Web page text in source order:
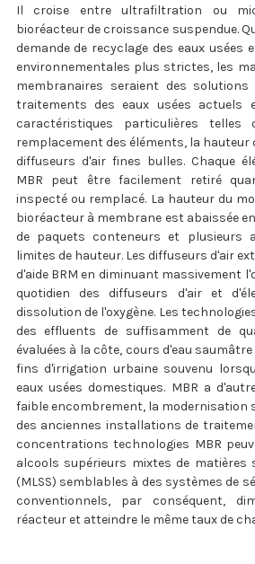
Il croise entre ultrafiltration ou
bioréacteur de croissance suspendue.
demande de recyclage des eaux usées
environnementales plus strictes, les
membranaires seraient des
traitements des eaux usées
caractéristiques particulières
remplacement des éléments, la hauteur
diffuseurs d'air fines bulles. Chaque
MBR peut être facilement retiré
inspecté ou remplacé. La hauteur du
bioréacteur à membrane est abaissée
de paquets conteneurs et plusieurs
limites de hauteur. Les diffuseurs d'air
d'aide BRM en diminuant massivement
quotidien des diffuseurs d'air et
dissolution de l'oxygène. Les
des effluents de suffisamment de
évaluées à la côte, cours d'eau
fins d'irrigation urbaine souvenu
eaux usées domestiques. MBR a
faible encombrement, la modernisation
des anciennes installations de
concentrations technologies MBR
alcools supérieurs mixtes de matières
(MLSS) semblables à des systèmes de
conventionnels, par conséquent,
réacteur et atteindre le même taux de